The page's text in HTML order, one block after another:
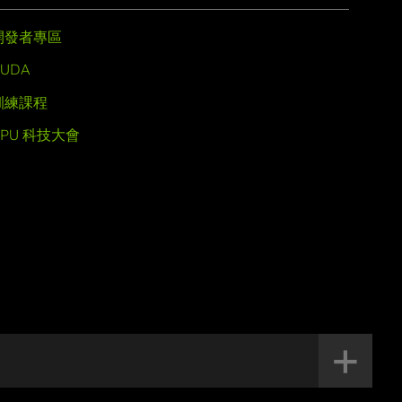
發者專區
練課程
科技大會